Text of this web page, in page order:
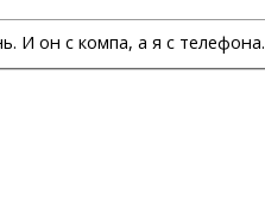
И он с компа, а я с телефона.